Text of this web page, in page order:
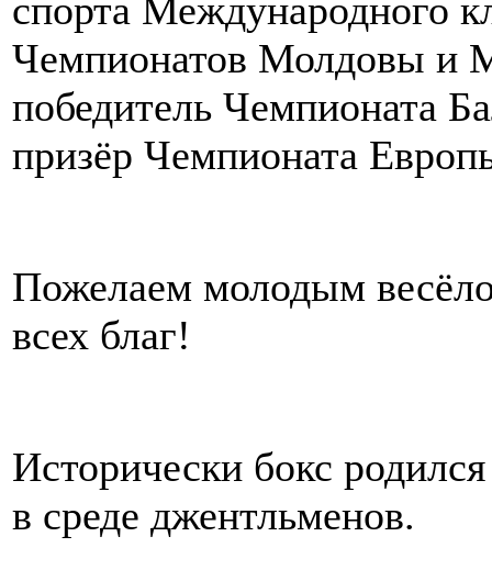
спорта Международного
Чемпионатов Молдовы и
победитель Чемпионата
призёр Чемпионата
Пожелаем молодым
всех благ!
Исторически бокс
в среде джентльменов.